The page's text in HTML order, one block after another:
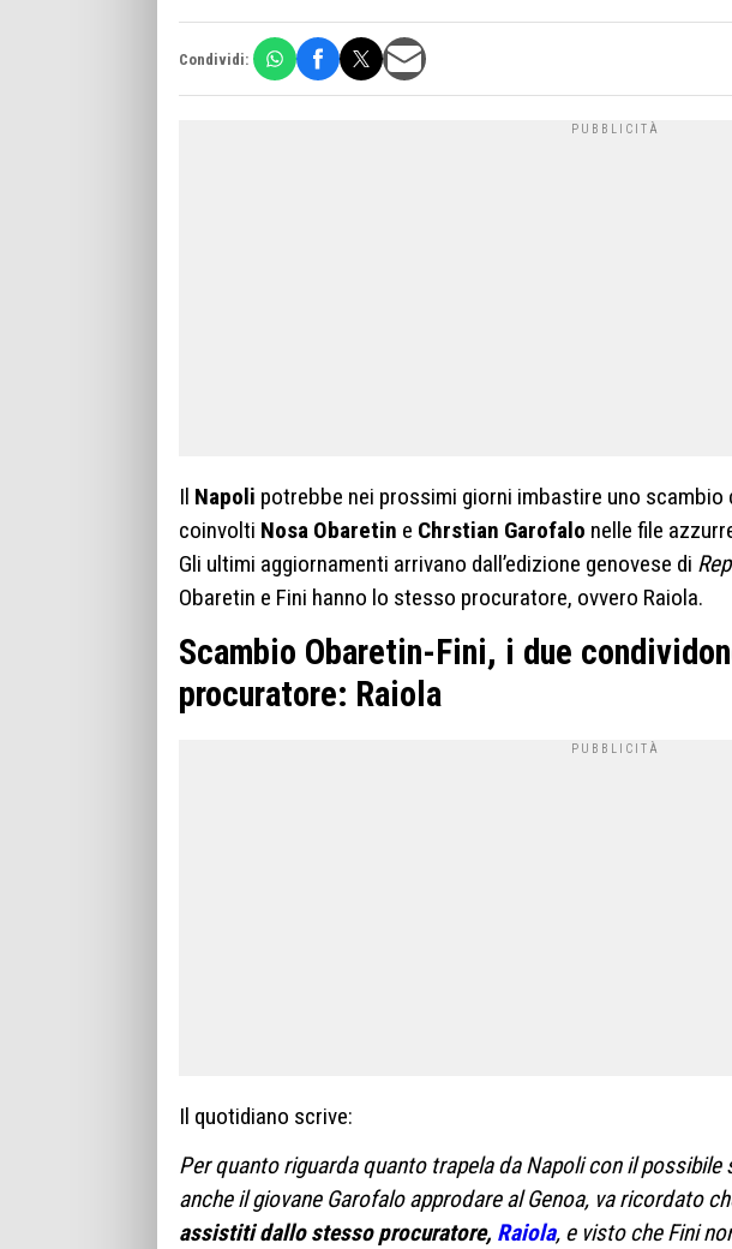
Condividi:
Il Napoli potrebbe nei prossimi giorni imbastire uno scambio
coinvolti Nosa Obaretin e Chrstian Garofalo nelle file
Gli ultimi aggiornamenti arrivano dall’edizione genovese di
Obaretin e Fini hanno lo stesso procuratore, ovvero Raiola.
Scambio Obaretin-Fini, i due
procuratore: Raiola
Il quotidiano scrive:
Per quanto riguarda quanto trapela da Napoli con il possibile
anche il giovane Garofalo approdare al Genoa, va ricordato
assistiti dallo stesso procuratore, Raiola, e visto che Fini